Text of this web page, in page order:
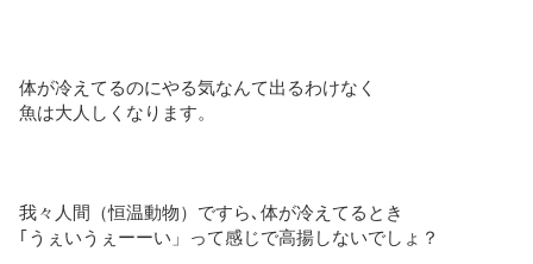
体が冷えてるのにやる気なんて出るわけなく
魚は大人しくなります。
我々人間（恒温動物）ですら､体が冷えてるとき
｢うぇいうぇーーい」って感じで高揚しないでしょ？